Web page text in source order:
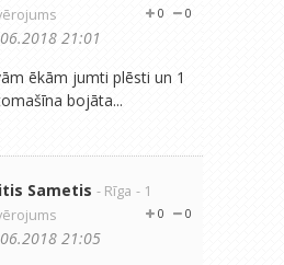
0
0
21:01
ēkām jumti plēsti un 1
bojāta...
Sametis - Rīga - 1
0
0
21:05